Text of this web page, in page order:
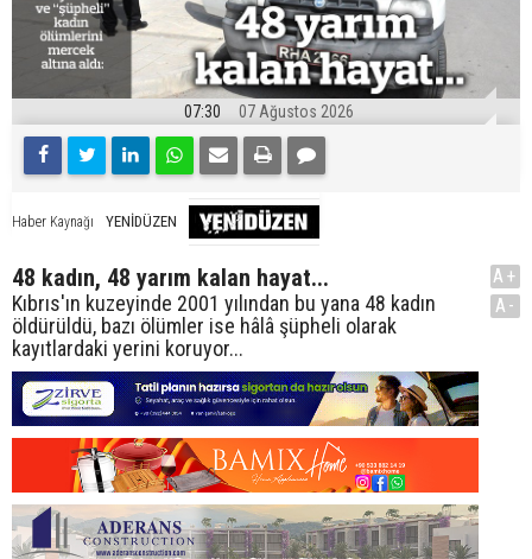
07:30 07 Ağustos 2026
Haber Kaynağı YENİDÜZEN
48 kadın, 48 yarım kalan hayat...
Kıbrıs'ın kuzeyinde 2001 yılından bu yana 48 kadın
öldürüldü, bazı ölümler ise hâlâ şüpheli olarak
kayıtlardaki yerini koruyor...
A+
A-